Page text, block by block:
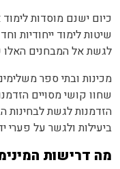
כיום ישנם מוסדות
שיטות לימוד ייחודיות
לגשת אל המבחנים האלו
מכינות ובתי ספר
שחוו קושי מסויים
הזדמנות לגשת לבחינות
ביעילות ולגשר על פערי
מה דרישות